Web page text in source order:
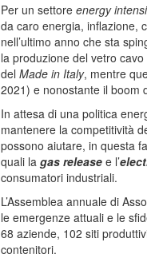
Per un settore energy
da caro energia, inflazione,
nell’ultimo anno che sta
la produzione del vetro
del Made in Italy, mentre
2021) e nonostante il boom
In attesa di una politica
mantenere la competitività
possono aiutare, in questa
quali la gas release e l’
consumatori industriali.
L’Assemblea annuale di
le emergenze attuali e le
68 aziende, 102 siti
contenitori.